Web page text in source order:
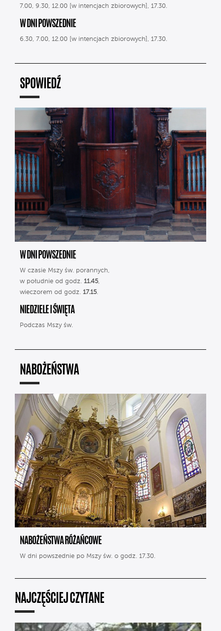
7.00, 9.30, 12.00 [w intencjach zbiorowych], 17.30.
W DNI POWSZEDNIE
6.30, 7.00, 12.00 [w intencjach zbiorowych], 17.30.
SPOWIEDŹ
W DNI POWSZEDNIE
W czasie Mszy św. porannych,
w południe od godz. 11.45,
wieczorem od godz. 17.15.
NIEDZIELE I ŚWIĘTA
Podczas Mszy św.
NABOŻEŃSTWA
NABOŻEŃSTWA RÓŻAŃCOWE
W dni powszednie po Mszy św. o godz. 17.30.
NAJCZĘŚCIEJ CZYTANE